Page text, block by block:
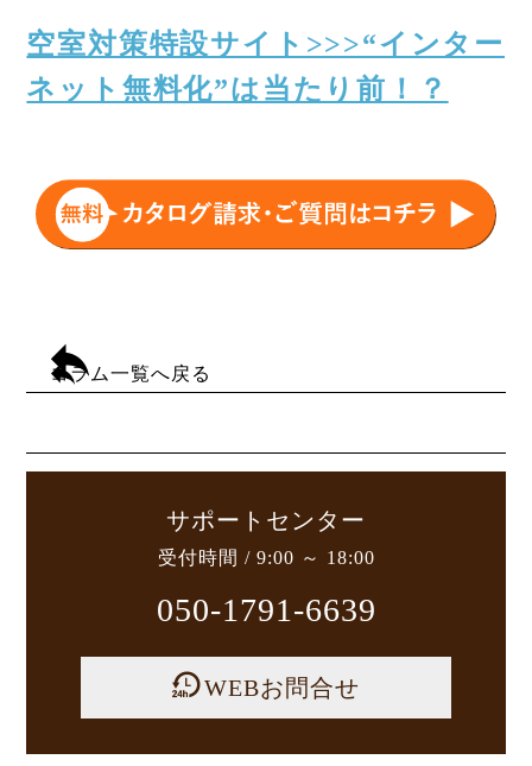
空室対策特設サイト>>>“インター
ネット無料化”は当たり前！？
コラム一覧へ戻る
サポートセンター
受付時間 / 9:00 ～ 18:00
050-1791-6639
WEBお問合せ